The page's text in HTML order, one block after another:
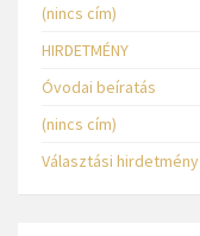
(nincs cím)
HIRDETMÉNY
Óvodai beíratás
(nincs cím)
Választási hirdetmény